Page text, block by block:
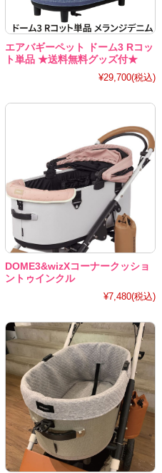
エアバギーペット ドーム3 Rコッ
ト単品 ★送料無料グッズ付★
¥29,700(税込)
DOME3&wizXコーナークッショ
ントゥインクル
¥7,480(税込)